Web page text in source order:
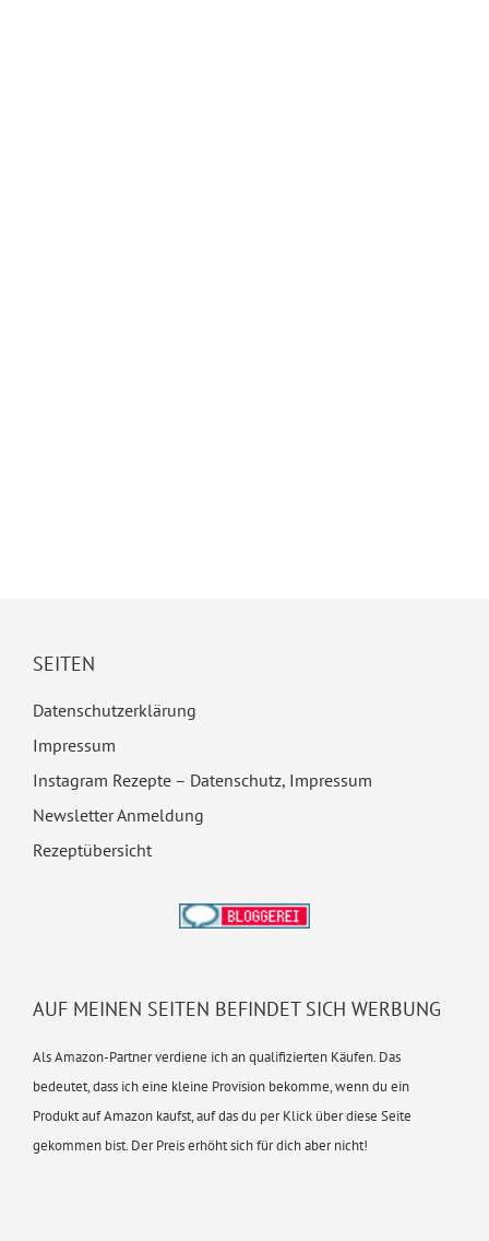
SEITEN
Datenschutzerklärung
Impressum
Instagram Rezepte – Datenschutz, Impressum
Newsletter Anmeldung
Rezeptübersicht
AUF MEINEN SEITEN BEFINDET SICH WERBUNG
Als Amazon-Partner verdiene ich an qualifizierten Käufen. Das
bedeutet, dass ich eine kleine Provision bekomme, wenn du ein
Produkt auf Amazon kaufst, auf das du per Klick über diese Seite
gekommen bist. Der Preis erhöht sich für dich aber nicht!